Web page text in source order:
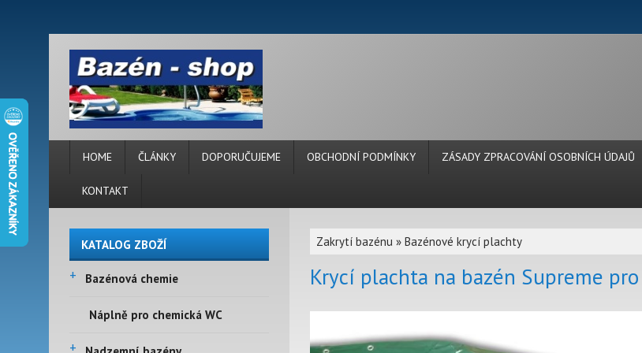
HOME ČLÁNKY DOPORUČUJEME OBCHODNÍ PODMÍNKY ZÁSADY ZPRACOVÁNÍ OSOBNÍCH ÚDAJŮ
KONTAKT
KATALOG ZBOŽÍ
+ Bazénová chemie
Náplně pro chemická WC
+
Zakrytí bazénu » Bazénové krycí plachty
Krycí plachta na bazén Supreme